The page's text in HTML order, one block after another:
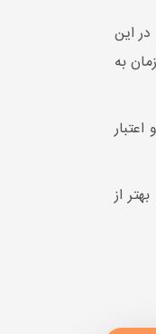
این
به
از